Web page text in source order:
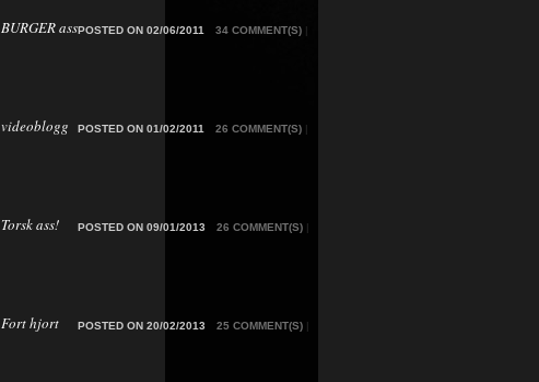
BURGER ass 34 COMMENT(S) |
POSTED ON 02/06/2011
videoblogg 26 COMMENT(S) |
POSTED ON 01/02/2011
Torsk ass! 26 COMMENT(S) |
POSTED ON 09/01/2013
Fort hjort 25 COMMENT(S) |
POSTED ON 20/02/2013